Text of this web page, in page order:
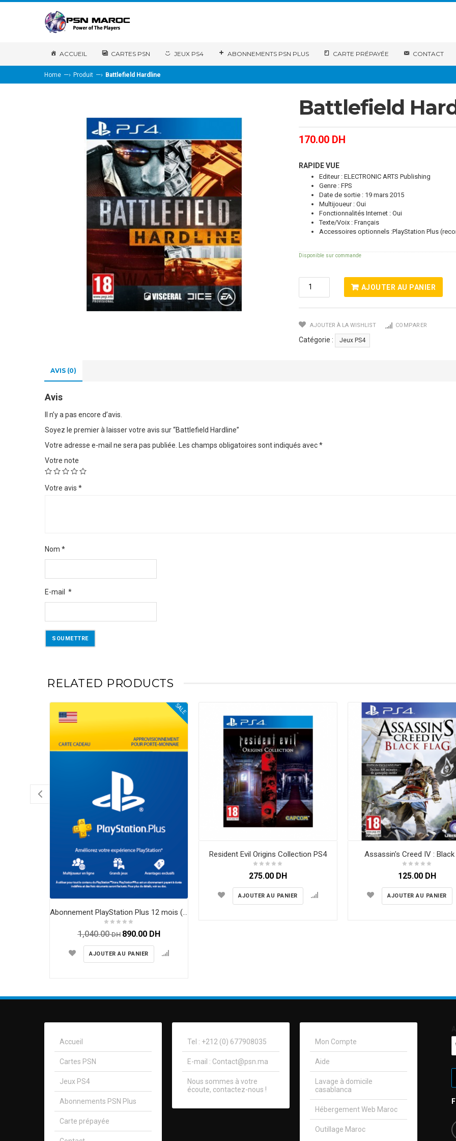
ACCUEIL CARTES PSN JEUX PS4 ABONNEMENTS PSN PLUS CARTE PRÉPAYÉE CONTACT
Home —› Produit —› Battlefield Hardline
Battlefield
170.00 DH
RAPIDE VUE
Editeur : ELECTRONIC ARTS Publishing
Genre : FPS
Date de sortie : 19 mars 2015
Multijoueur : Oui
Fonctionnalités Internet : Oui
Texte/Voix : Français
Accessoires optionnels :PlayStation Plus
Disponible sur commande
Quantité
De
Battlefield
AJOUTER AU PANIER
AJOUTER À LA WISHLIST COMPARER
Catégorie : Jeux PS4
AVIS (0)
Avis
Il n’y a pas encore d’avis.
Soyez le premier à laisser votre avis sur “Battlefield Hardline”
Votre adresse e-mail ne sera pas publiée.
Les champs obligatoires sont indiqués avec*
Votre note
Votre avis *
Nom *
E-mail *
RELATED PRODUCTS
SALE
Abonnement PlayStation Plus 12 mois (USA) Essential
1,040.00DH 890.00 DH
AJOUTER AU PANIER
Resident Evil Origins Collection PS4
275.00 DH
AJOUTER AU PANIER
Assassin's Creed IV : Black
125.00 DH
AJOUTER AU PANIER
Accueil
Cartes PSN
Jeux PS4
Abonnements PSN Plus
Carte prépayée
Tel : +212 (0) 677908035
E-mail : Contact@psn.ma
Nous sommes à votre
écoute, contactez-nous !​
Mon Compte
Aide
Lavage à domicile
casablanca
Hébergement Web Maroc
Outillage Maroc